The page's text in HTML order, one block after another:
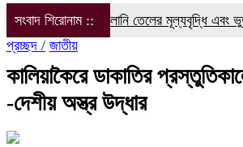
সংবাদ শিরোনাম ::
গ্যাস ও জ্বালানি তেলের মূল্যবৃদ্ধি এবং ভুতুড়ে
প্রচ্ছদ / জাতীয়
কালিয়াকৈরে ডাকাতির
-দেশীয় অস্ত্র উদ্ধার